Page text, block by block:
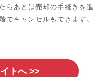
らあとは売却の手続きを進
でキャンセルもできます。
トへ >>